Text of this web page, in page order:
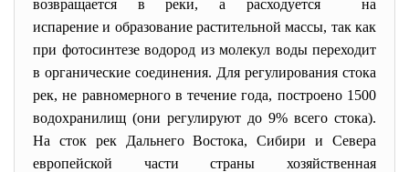
возвращается в реки, а расходуется на
испарение и образование растительной массы, так как
при фотосинтезе водород из молекул воды переходит
в органические соединения. Для регулирования стока
рек, не равномерного в течение года, построено 1500
водохранилищ (они регулируют до 9% всего стока).
На сток рек Дальнего Востока, Сибири и Севера
европейской части страны хозяйственная